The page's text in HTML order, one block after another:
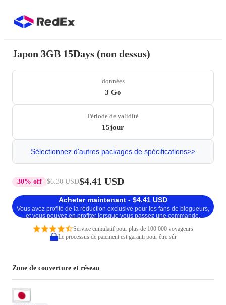
Japon 3GB 15Days (non dessus)
données
3 Go
Période de validité
15jour
Sélectionnez d'autres packages de spécifications>>
30% off $6.30 USD$4.41 USD
Acheter maintenant - $4.41 USD
Vous avez profité de la réduction exclusive pour les fans de blogueurs,
et vous pouvez en profiter lorsque vous passez une commande.
Service cumulatif pour plus de 100 000 voyageurs
Le processus de paiement est garanti pour être sûr
Zone de couverture et réseau